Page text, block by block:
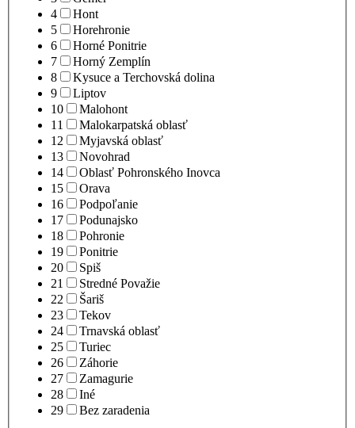
4
Hont
5
Horehronie
6
Horné Ponitrie
7
Horný Zemplín
8
Kysuce a Terchovská dolina
9
Liptov
10
Malohont
11
Malokarpatská oblasť
12
Myjavská oblasť
13
Novohrad
14
Oblasť Pohronského Inovca
15
Orava
16
Podpoľanie
17
Podunajsko
18
Pohronie
19
Ponitrie
20
Spiš
21
Stredné Považie
22
Šariš
23
Tekov
24
Trnavská oblasť
25
Turiec
26
Záhorie
27
Zamagurie
28
Iné
29
Bez zaradenia